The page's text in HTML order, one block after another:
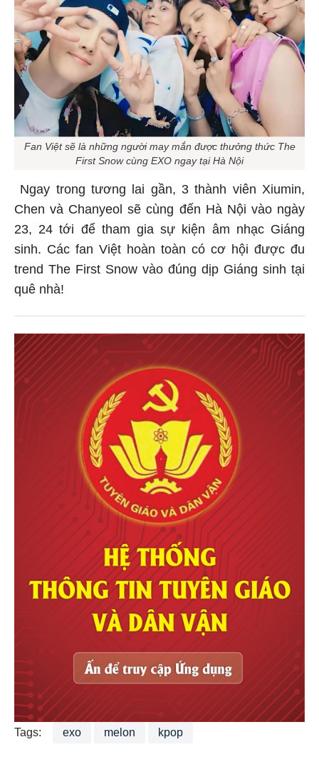
Fan Việt sẽ là những người may mắn được thưởng thức The
First Snow cùng EXO ngay tại Hà Nội
Ngay trong tương lai gần, 3 thành viên Xiumin,
Chen và Chanyeol sẽ cùng đến Hà Nội vào ngày
23, 24 tới để tham gia sự kiện âm nhạc Giáng
sinh. Các fan Việt hoàn toàn có cơ hội được đu
trend The First Snow vào đúng dịp Giáng sinh tại
quê nhà!
Tags: exo melon kpop